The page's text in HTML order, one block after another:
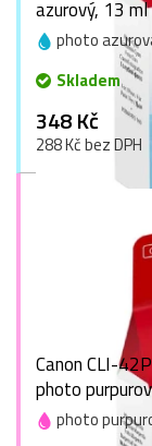
azurový, 13 ml
photo
Skladem
348 Kč
288 Kč bez DPH
Canon CLI-
photo
photo